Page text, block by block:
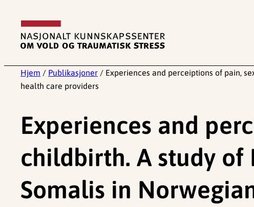
innhold
Hjem / Publikasjoner / Experiences and perceiptions of pain,
health care providers
Experiences and
childbirth. A study of
Somalis in